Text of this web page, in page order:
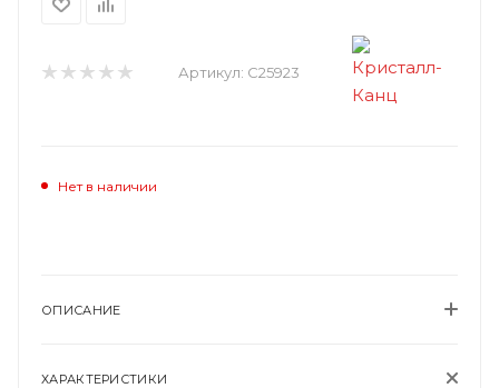
Артикул: C25923
Нет в наличии
ОПИСАНИЕ
ХАРАКТЕРИСТИКИ